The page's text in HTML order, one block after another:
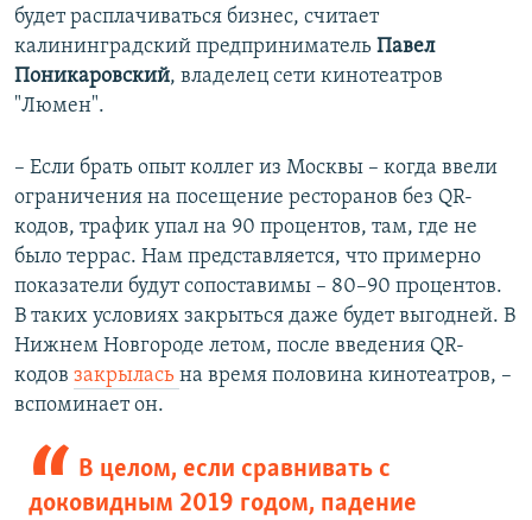
будет расплачиваться бизнес, считает
калининградский предприниматель Павел
Поникаровский, владелец сети кинотеатров
"Люмен".
– Если брать опыт коллег из Москвы – когда ввели
ограничения на посещение ресторанов без QR-
кодов, трафик упал на 90 процентов, там, где не
было террас. Нам представляется, что примерно
показатели будут сопоставимы – 80–90 процентов.
В таких условиях закрыться даже будет выгодней. В
Нижнем Новгороде летом, после введения QR-
кодов закрылась на время половина кинотеатров, –
вспоминает он.
В целом, если сравнивать с
доковидным 2019 годом, падение